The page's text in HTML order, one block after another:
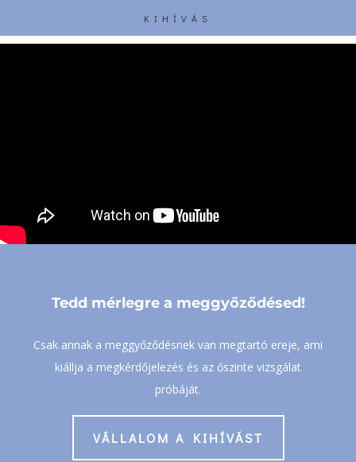
KIHÍVÁS
Tedd mérlegre a meggyőződésed!
Csak annak a meggyőződésnek van megtartó ereje, ami
kiállja a megkérdőjelezés és az őszinte vizsgálat
próbáját.
VÁLLALOM A KIHÍVÁST